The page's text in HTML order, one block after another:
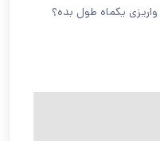
یکماه طول بده؟